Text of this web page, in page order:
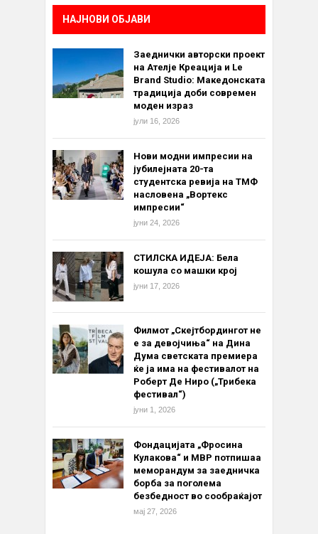
НАЈНОВИ ОБЈАВИ
Заеднички авторски проект
на Ателје Креација и Le
Brand Studio: Македонската
традиција доби современ
моден израз
јули 16, 2026
Нови модни импресии на
јубилејната 20-та
студентска ревија на ТМФ
насловена „Вортекс
импресии“
јуни 24, 2026
СТИЛСКА ИДЕЈА: Бела
кошула со машки крој
јуни 17, 2026
Филмот „Скејтбордингот не
е за девојчиња“ на Дина
Дума светската премиера
ќе ја има на фестивалот на
Роберт Де Ниро („Трибека
фестивал“)
јуни 1, 2026
Фондацијата „Фросина
Кулакова“ и МВР потпишаа
меморандум за заедничка
борба за поголема
безбедност во сообраќајот
мај 27, 2026